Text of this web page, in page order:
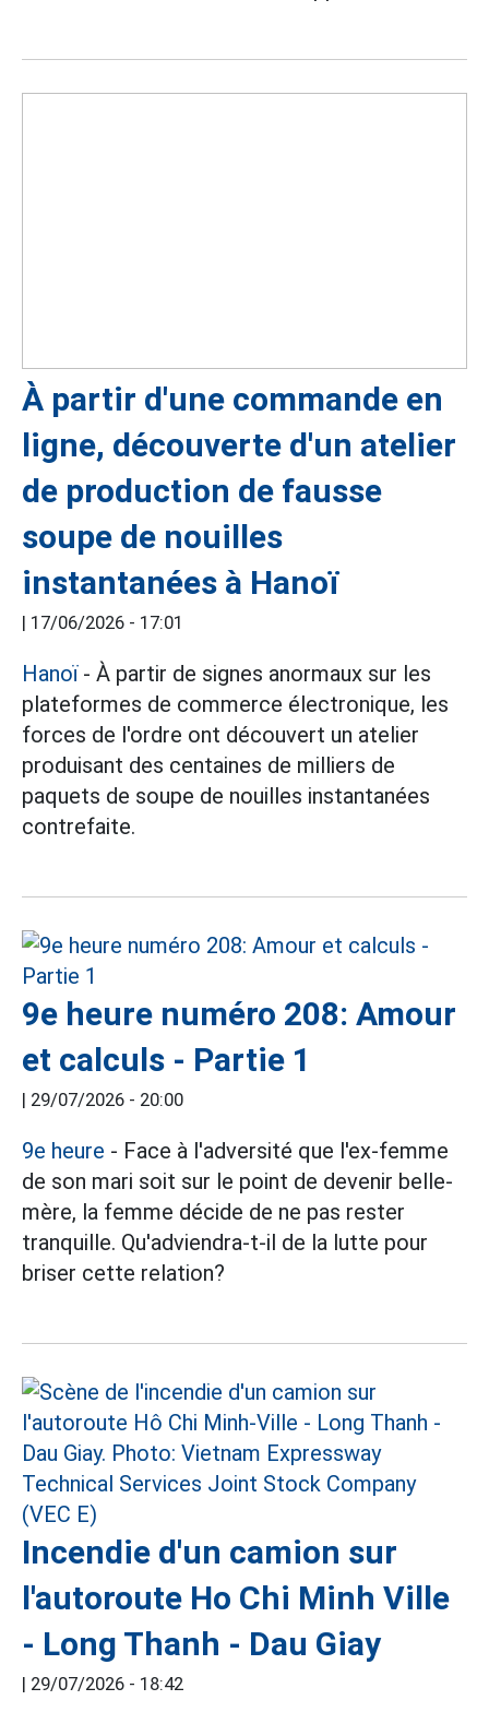
À partir d'une commande en
ligne, découverte d'un atelier
de production de fausse
soupe de nouilles
instantanées à Hanoï
| 17/06/2026 - 17:01
Hanoï- À partir de signes anormaux sur les
plateformes de commerce électronique, les
forces de l'ordre ont découvert un atelier
produisant des centaines de milliers de
paquets de soupe de nouilles instantanées
contrefaite.
9e heure numéro 208: Amour
et calculs - Partie 1
| 29/07/2026 - 20:00
9e heure - Face à l'adversité que l'ex-femme
de son mari soit sur le point de devenir belle-
mère, la femme décide de ne pas rester
tranquille. Qu'adviendra-t-il de la lutte pour
briser cette relation?
Incendie d'un camion sur
l'autoroute Ho Chi Minh Ville
- Long Thanh - Dau Giay
| 29/07/2026 - 18:42